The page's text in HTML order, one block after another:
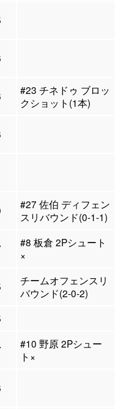
#23 チネドゥ ブロッ
クショット(1本)
#27 佐伯 ディフェン
スリバウンド(0-1-1)
#8 板倉 2Pシュート
×
チームオフェンスリ
バウンド(2-0-2)
#10 野原 2Pシュー
ト×